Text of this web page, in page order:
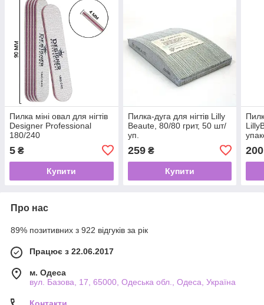
Пилка міні овал для нігтів
Designer Professional
180/240
5 ₴
Купити
Пилка-дуга для нігтів Lilly
Beaute, 80/80 грит, 50 шт/
уп.
259₴
Купити
200
Про нас
89% позитивних з 922 відгуків за рік
Працює з 22.06.2017
м. Одеса
вул. Базова, 17, 65000, Одеська обл., Одеса, Україна